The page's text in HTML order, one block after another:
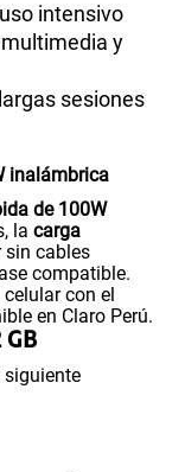
intensivo
y
sesiones
inalámbrica
de 100W
la carga
sin cables
compatible.
con el
en Claro Perú.
siguiente